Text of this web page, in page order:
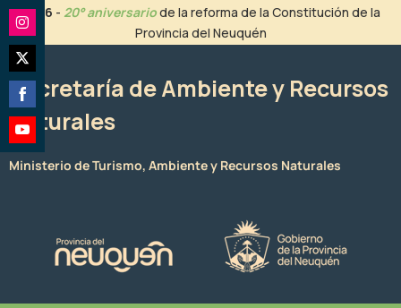
contenido
2026 - 20° aniversariode la reforma de la Constitución de la
Provincia del Neuquén
Secretaría de Ambiente y Recursos
Naturales
Ministerio de Turismo, Ambiente y Recursos Naturales
Share
on
Instagram
Share
on
Twitter
Share
on
Facebook
Share
on